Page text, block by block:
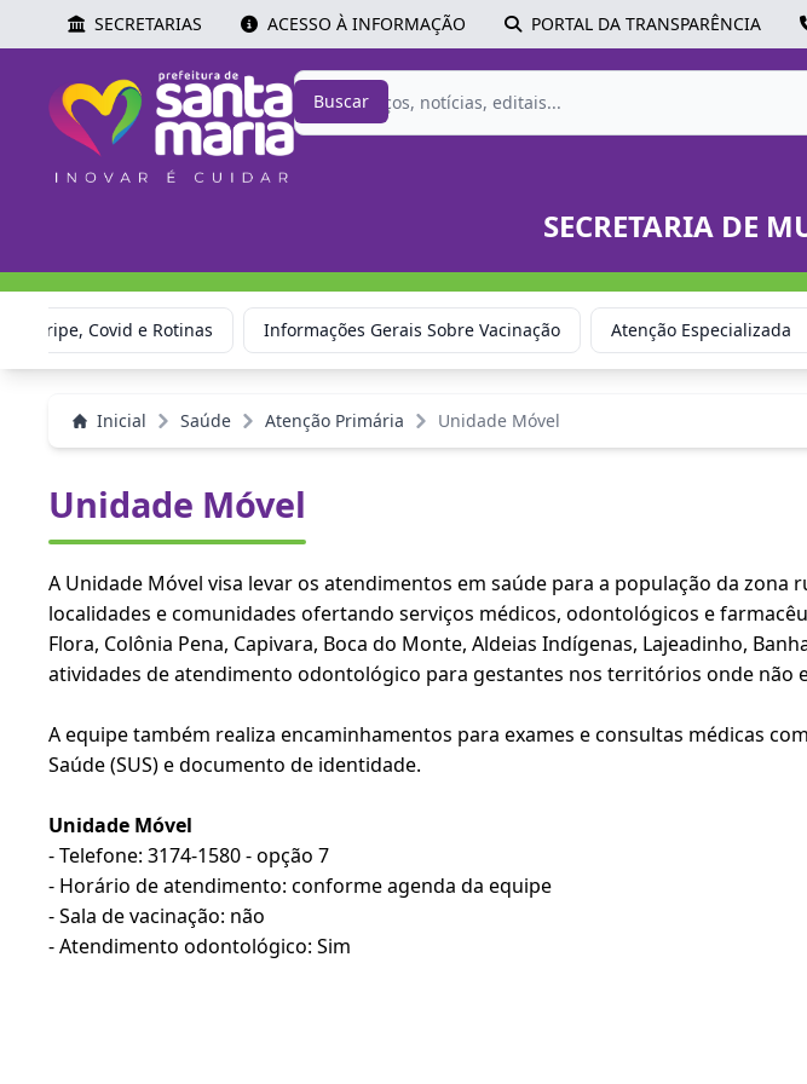
SECRETARIAS ACESSO À INFORMAÇÃO PORTAL DA TRANSPARÊNCIA
Buscar
SECRETARIA DE
Gripe, Covid e Rotinas Informações Gerais Sobre Vacinação Atenção Especializada
Inicial Saúde Atenção Primária Unidade Móvel
Unidade Móvel
A Unidade Móvel visa levar os atendimentos em saúde para a população da
localidades e comunidades ofertando serviços médicos, odontológicos e
Flora, Colônia Pena, Capivara, Boca do Monte, Aldeias Indígenas, Lajeadinho,
atividades de atendimento odontológico para gestantes nos territórios onde não
A equipe também realiza encaminhamentos para exames e consultas médicas
Saúde (SUS) e documento de identidade.
Unidade Móvel
- Telefone: 3174-1580 - opção 7
- Horário de atendimento: conforme agenda da equipe
- Sala de vacinação: não
- Atendimento odontológico: Sim